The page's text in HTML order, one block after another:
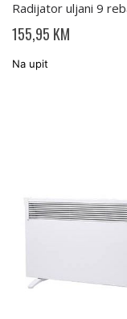
155,95 KM
Na upit